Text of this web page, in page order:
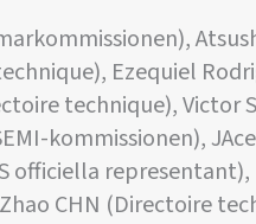
Ezequiel
technique), Victor
kommissionen),
officiella
CHN (Directoire